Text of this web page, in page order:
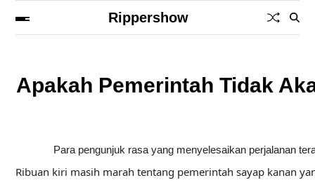
Rippershow
Apakah Pemerintah Tidak
Para pengunjuk rasa yang menyelesaikan perjalanan
Ribuan kiri masih marah tentang pemerintah sayap kanan